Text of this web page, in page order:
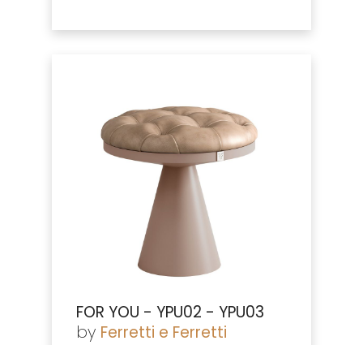
FOR YOU - YPU02 - YPU03
by Ferretti e Ferretti